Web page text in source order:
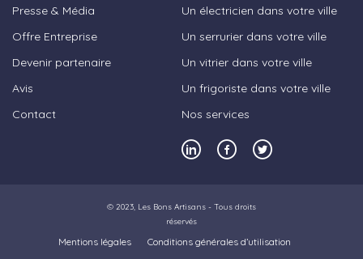
Presse & Média
Offre Entreprise
Devenir partenaire
Avis
Contact
Un électricien dans votre ville
Un serrurier dans votre ville
Un vitrier dans votre ville
Un frigoriste dans votre ville
Nos services
© 2023, Les Bons Artisans - Tous droits
réservés
Mentions légales Conditions générales d’utilisation